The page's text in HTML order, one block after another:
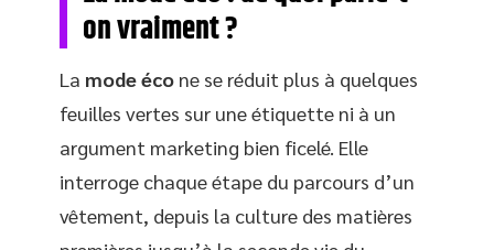
on vraiment ?
La mode éco ne se réduit plus à quelques
feuilles vertes sur une étiquette ni à un
argument marketing bien ficelé. Elle
interroge chaque étape du parcours d’un
vêtement, depuis la culture des matières